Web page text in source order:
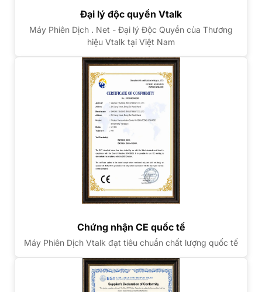
Đại lý độc quyền Vtalk
Máy Phiên Dịch . Net - Đại lý Độc Quyền của Thương
hiệu Vtalk tại Việt Nam
Chứng nhận CE quốc tế
Máy Phiên Dịch Vtalk đạt tiêu chuẩn chất lượng quốc tế